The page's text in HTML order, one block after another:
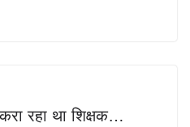
रहा था शिक्षक…